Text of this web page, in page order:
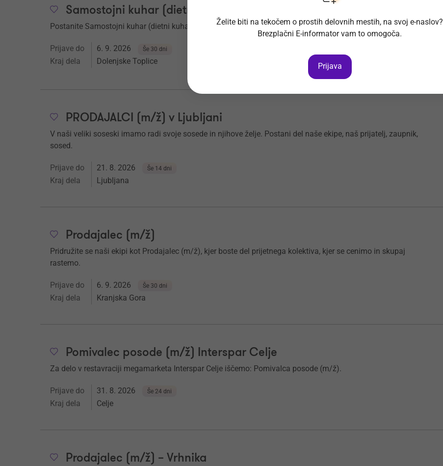
Samostojni kuhar (dietni kuhar) (m/ž) Dolenjske Toplice
Postanite Samostojni kuhar (dietni kuhar) (m/ž) v Slorest ekipi v Dolenjskih Toplicah.
Prijave do 6. 9. 2026 Še 30 dni
Kraj dela Dolenjske Toplice
PRODAJALCI (m/ž) v Ljubljani
V naši veliki soseski imamo radi svoje sosede in njihove želje. Postani del naše ekipe, naš prijatelj, zaupnik,
sosed.
Prijave do 21. 8. 2026 Še 14 dni
Kraj dela Ljubljana
Prodajalec (m/ž)
Pridružite se naši ekipi kot Prodajalec (m/ž), kjer boste del prijetnega kolektiva, kjer se cenimo in skupaj
rastemo.
Prijave do 6. 9. 2026 Še 30 dni
Kraj dela Kranjska Gora
Pomivalec posode (m/ž) Interspar Celje
Za delo v restavraciji megamarketa Interspar Celje iščemo: Pomivalca posode (m/ž).
Prijave do 31. 8. 2026 Še 24 dni
Kraj dela Celje
Prodajalec (m/ž) – Vrhnika
Želite biti na tekočem o prostih delovnih mestih, na svoj e-naslov?
Brezplačni E-informator vam to omogoča.
Prijava